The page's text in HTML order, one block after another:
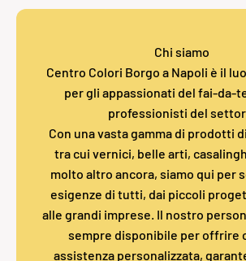
Chi siamo
Centro Colori Borgo a Napoli è il
per gli appassionati del fai-da-
professionisti del
Con una vasta gamma di prodotti
tra cui vernici, belle arti,
molto altro ancora, siamo qui per
esigenze di tutti, dai piccoli
alle grandi imprese. Il nostro
sempre disponibile per offrire
assistenza personalizzata,